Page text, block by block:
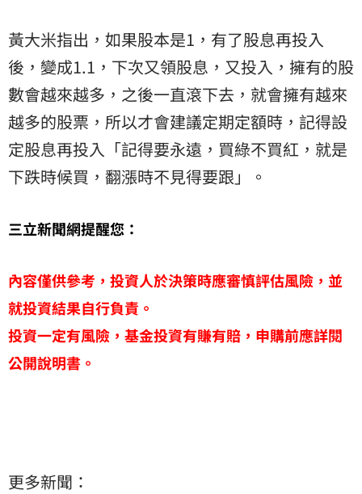
黃大米指出，如果股本是1，有了股息再投入
後，變成1.1，下次又領股息，又投入，擁有的股
數會越來越多，之後一直滾下去，就會擁有越來
越多的股票，所以才會建議定期定額時，記得設
定股息再投入「記得要永遠，買綠不買紅，就是
下跌時候買，翻漲時不見得要跟」。
三立新聞網提醒您：
內容僅供參考，投資人於決策時應審慎評估風險，並
就投資結果自行負責。
投資一定有風險，基金投資有賺有賠，申購前應詳閱
公開說明書。
更多新聞：